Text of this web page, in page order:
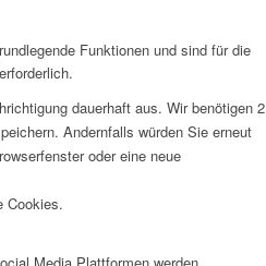
Funktionen und sind für die
dauerhaft aus. Wir benötigen 2
Andernfalls würden Sie erneut
oder eine neue
Cookies.